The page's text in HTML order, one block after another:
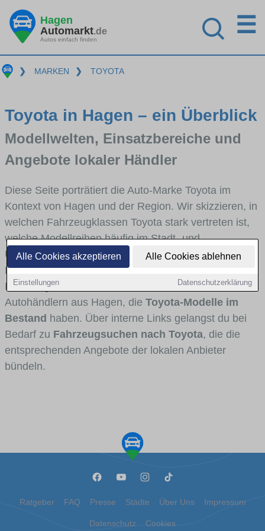
Alle Cookies akzeptieren Alle Cookies ablehnen
Einstellungen Datenschutzerklärung
Hagen
Automarkt.de
Autos einfach finden
☰
❯ MARKEN ❯ TOYOTA
Toyota in Hagen – ein Überblick
Modellwelten, Einsatzbereiche und
Angebote lokaler Händler
Diese Seite porträtiert die Auto-Marke Toyota im
Kontext von Hagen und der Region. Wir skizzieren, in
welchen Fahrzeugklassen Toyota stark vertreten ist,
welche Modellreihen häufig im Stadt- und
Umlandverkehr zu sehen sind und für welche
Fahrertypen die Marke interessant ist. Viele
Fahrzeuge stammen von Autohäusern und
Autohändlern aus Hagen, die Toyota-Modelle im
Bestand haben. Über interne Links gelangst du bei
Bedarf zu Fahrzeugsuchen nach Toyota, die die
entsprechenden Angebote der lokalen Anbieter
bündeln.
Ratgeber FAQ Presse Städte Über Uns Impressum
Datenschutz Cookies